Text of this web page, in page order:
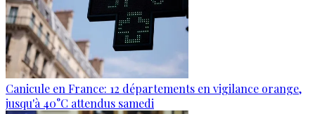
Canicule en France: 12 départements en vigilance orange,
jusqu'à 40°C attendus samedi